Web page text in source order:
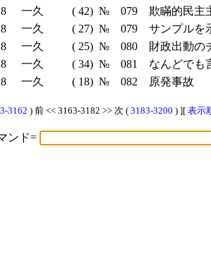
一久 ( 42) № 079 欺瞞的民主
一久 ( 27) № 079 サンプルを
一久 ( 25) № 080 財政出動の
一久 ( 34) № 081 なんどでも
一久 ( 18) № 082 原発事故
3162 ) 前 << 3163-3182 >> 次 ( 3183-3200 ) ][ 表示
ンド=